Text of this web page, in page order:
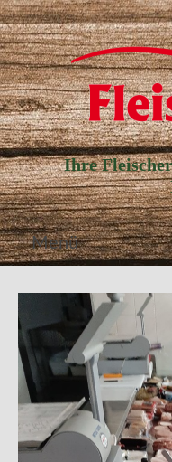
Ihre
Menü
Aktuelle Angebote
Unser Partyservice
Unser Laden
Unsere Geschichte
Kontakt